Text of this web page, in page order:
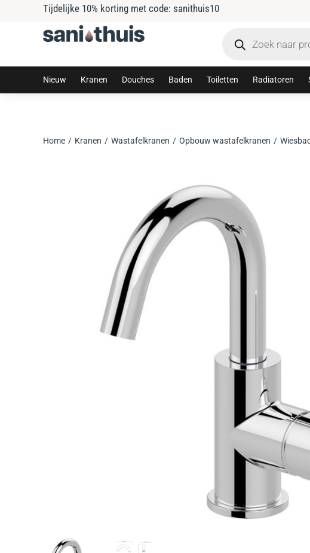
Tijdelijke 10% korting met code: sanithuis10
Nieuw Kranen Douches Baden Toiletten Radiatoren
Je bent hier:
Home Kranen Wastafelkranen Opbouw wastafelkranen